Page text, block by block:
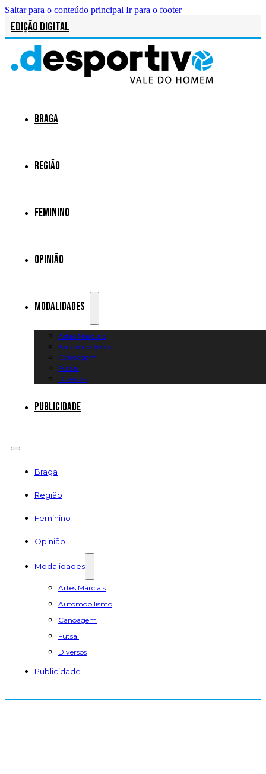
Saltar para o conteúdo principal Ir para o footer
Edição Digital
Braga
Região
Feminino
Opinião
Modalidades
Artes Marciais
Automobilismo
Canoagem
Futsal
Diversos
Publicidade
Braga
Região
Feminino
Opinião
Modalidades
Artes Marciais
Automobilismo
Canoagem
Futsal
Diversos
Publicidade